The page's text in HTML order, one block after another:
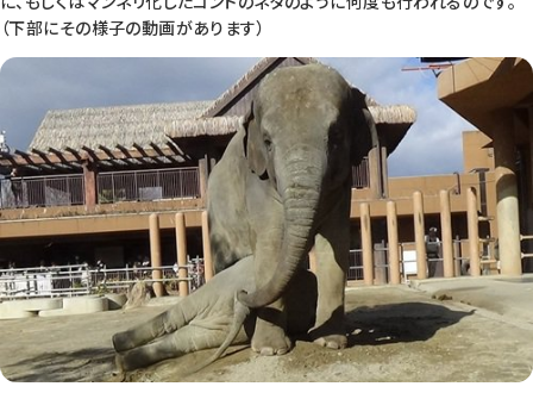
（下部にその様子の動画があります）